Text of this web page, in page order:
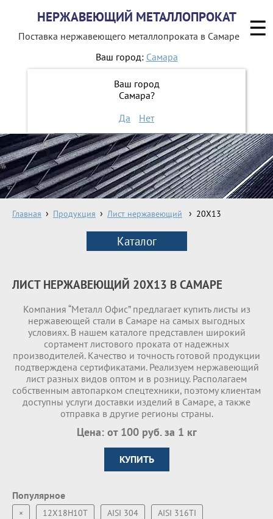
НЕРЖАВЕЮЩИЙ МЕТАЛЛОПРОКАТ
Поставка нержавеющего металлопроката в Самаре
Ваш город: Самара
Ваш город
Самара?
Да
Нет
8 800 551-16-44
ЗАКАЗАТЬ ОБРАТНЫЙ ЗВОНОК
Главная Продукция Лист нержавеющий 20Х13
Каталог
ЛИСТ НЕРЖАВЕЮЩИЙ 20Х13 В САМАРЕ
Компания “Металл Офис” предлагает купить листы из
нержавеющей стали в Самаре на самых выгодных
условиях. В нашем каталоге представлен широкий
сортамент листового проката от надежных
производителей. Качество и точность готовой продукции
подтверждена сертификатами. Реализуем нержавеющий
лист разных видов оптом и в розницу. Располагаем
собственным автопарком спецтехники, поэтому клиентам
доступны услуги доставки изделий в Самаре, а также
отправка в другие регионы страны.
Цена: от 100 руб. за 1 кг
КУПИТЬ
Популярное
× 12Х18Н10Т AISI 304 AISI 316TI
☰